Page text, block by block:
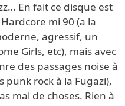
En fait ce disque est
mi 90 (a la
agressif, un
Girls, etc), mais avec
des passages noise à
punk rock à la Fugazi),
mal de choses. Rien à